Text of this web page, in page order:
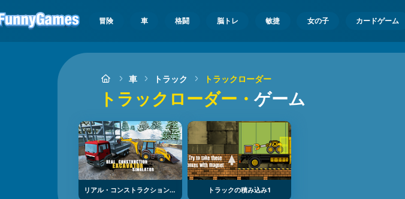
冒険 車 格闘 脳トレ 敏捷 女の子 カードゲーム
車 トラック トラックローダー
トラックローダー・ ゲーム
リアル・コンストラクション・エクスカベーター・シミュレーター トラックの積み込み1